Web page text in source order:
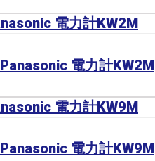
Panasonic 電力計KW2M
Panasonic 電力計KW9M